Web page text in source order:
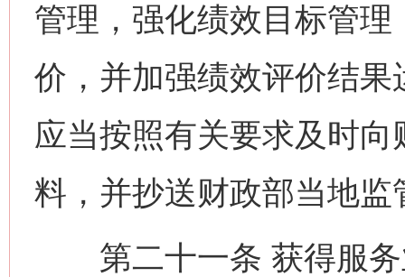
管理，强化绩效目标管
价，并加强绩效评价结
应当按照有关要求及时
料，并抄送财政部当地
第二十一条 获得服务